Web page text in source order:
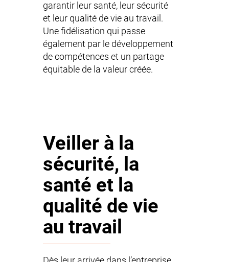
garantir leur santé, leur sécurité
et leur qualité de vie au travail.
Une fidélisation qui passe
également par le développement
de compétences et un partage
équitable de la valeur créée.
Veiller à la
sécurité, la
santé et la
qualité de vie
au travail